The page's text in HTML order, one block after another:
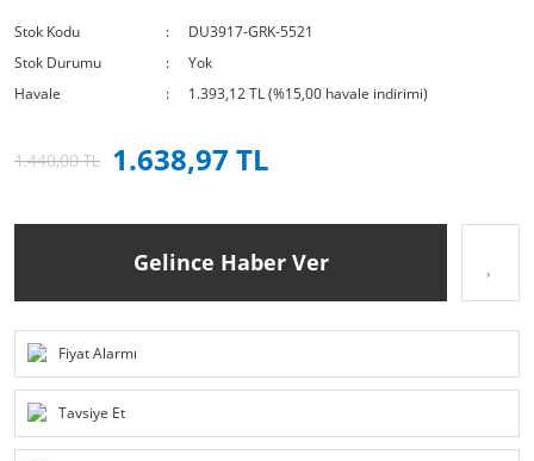
Stok Kodu
DU3917-GRK-5521
Stok Durumu
Yok
Havale
1.393,12 TL (%15,00 havale indirimi)
1.440,00 TL 1.638,97 TL
Gelince Haber Ver
Fiyat Alarmı
Tavsiye Et